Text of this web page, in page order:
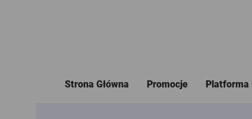
Strona Główna Promocje Platforma